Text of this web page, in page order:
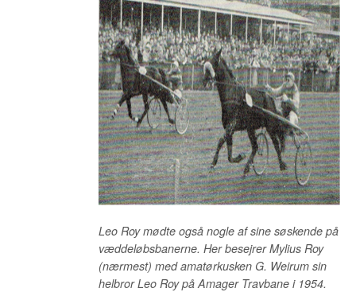
Leo Roy mødte også nogle af sine søskende på
væddeløbsbanerne. Her besejrer Mylius Roy
(nærmest) med amatørkusken G. Weirum sin
helbror Leo Roy på Amager Travbane i 1954.